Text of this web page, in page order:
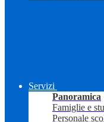
Servizi
Panoramica
Famiglie e
Personale